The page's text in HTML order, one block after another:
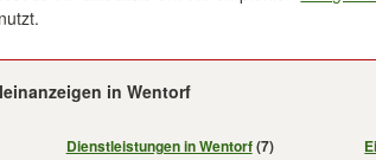
in Wentorf
Dienstleistungen in Wentorf(7)